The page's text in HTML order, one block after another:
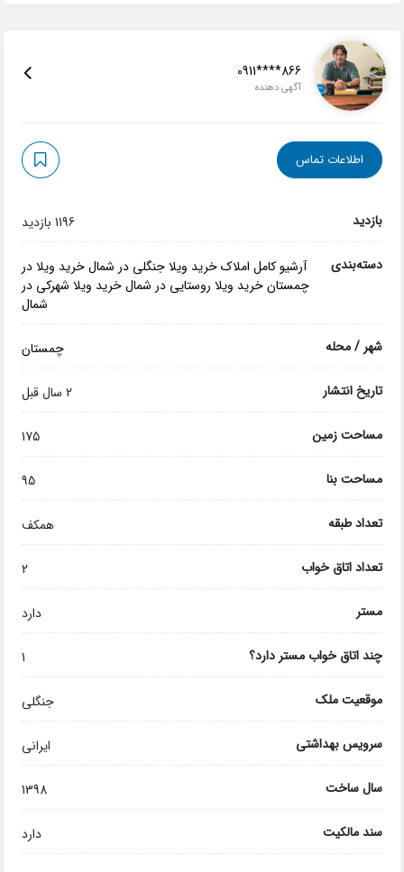
0911****866
آگهی دهنده
اطلاعات تماس
بازدید 1196 بازدید
دسته‌بندی آرشیو کامل املاک خرید ویلا جنگلی در شمال خرید ویلا در
چمستان خرید ویلا روستایی در شمال خرید ویلا شهرکی در
شمال
شهر / محله چمستان
تاریخ انتشار 2 سال قبل
مساحت زمین 175
مساحت بنا 95
تعداد طبقه همکف
تعداد اتاق خواب 2
مستر دارد
چند اتاق خواب مستر دارد؟ 1
موقعیت ملک جنگلی
سرویس بهداشتی ایرانی
سال ساخت 1398
سند مالکیت دارد